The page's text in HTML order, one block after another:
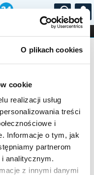
O plikach cookies
cookie
realizacji usług
treści
i
Informacje o tym, jak
partnerom
analitycznym.
z innymi danymi
...
STAND-UP
wydarzenie